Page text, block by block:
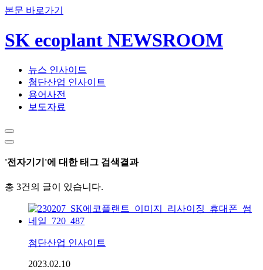
본문 바로가기
SK ecoplant NEWSROOM
뉴스 인사이드
첨단산업 인사이트
용어사전
보도자료
'전자기기'에 대한 태그 검색결과
총 3건의 글이 있습니다.
첨단산업 인사이트
2023.02.10